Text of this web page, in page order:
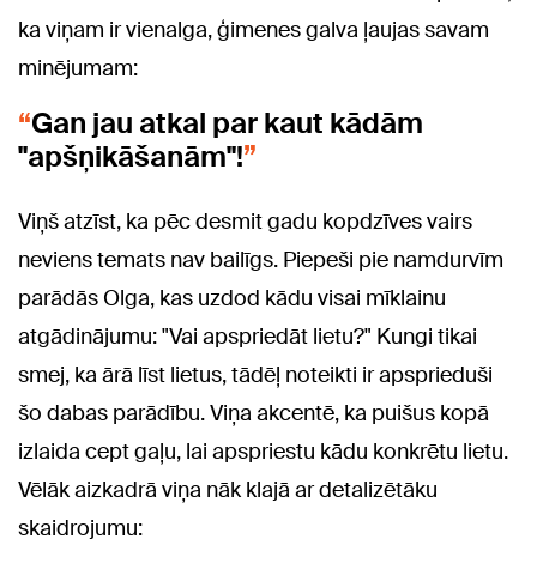
ka viņam ir vienalga, ģimenes galva ļaujas savam
minējumam:
Gan jau atkal par kaut kādām
"apšņikāšanām"!
Viņš atzīst, ka pēc desmit gadu kopdzīves vairs
neviens temats nav bailīgs. Piepeši pie namdurvīm
parādās Olga, kas uzdod kādu visai mīklainu
atgādinājumu: "Vai apspriedāt lietu?" Kungi tikai
smej, ka ārā līst lietus, tādēļ noteikti ir apsprieduši
šo dabas parādību. Viņa akcentē, ka puišus kopā
izlaida cept gaļu, lai apspriestu kādu konkrētu lietu.
Vēlāk aizkadrā viņa nāk klajā ar detalizētāku
skaidrojumu: